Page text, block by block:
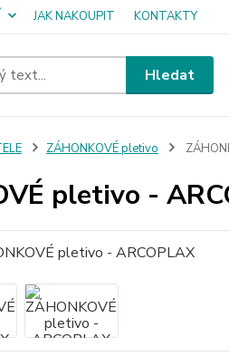
JAK NAKOUPIT KONTAKTY
Hledat
ZÁHONKOVÉ pletivo
pletivo -